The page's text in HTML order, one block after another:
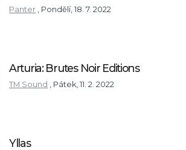
Panter , Pondělí, 18. 7. 2022
Arturia: Brutes Noir Editions
TM Sound , Pátek, 11. 2. 2022
Yllas